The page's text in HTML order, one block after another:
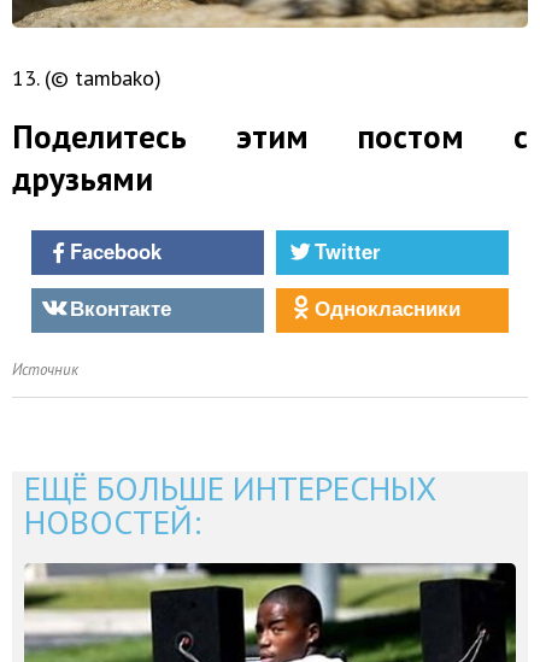
13. (© tambako)
Поделитесь этим постом с
друзьями
Facebook
Twitter
Вконтакте
Однокласники
Источник
ЕЩЁ БОЛЬШЕ ИНТЕРЕСНЫХ
НОВОСТЕЙ: